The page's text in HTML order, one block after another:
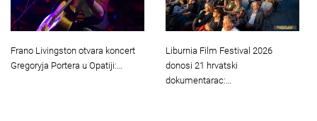
Frano Livingston otvara koncert
Gregoryja Portera u Opatiji:…
Liburnia Film Festival 2026
donosi 21 hrvatski
dokumentarac:…